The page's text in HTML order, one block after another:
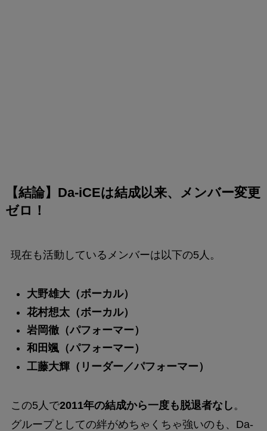
【結論】Da-iCEは結成以来、メンバー変更
ゼロ！
現在も活動しているメンバーは以下の5人。
大野雄大（ボーカル）
花村想太（ボーカル）
岩岡徹（パフォーマー）
和田颯（パフォーマー）
工藤大輝（リーダー／パフォーマー）
この5人で2011年の結成から一度も脱退者なし 。
グループとしての絆がめちゃくちゃ強いのも、Da-